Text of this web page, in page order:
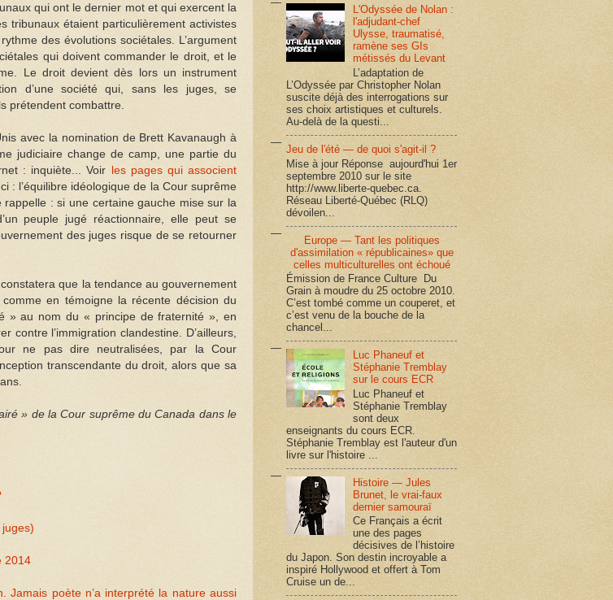
qui ont le dernier mot et qui exercent la
tribunaux étaient particulièrement activistes
des évolutions sociétales. L’argument
qui doivent commander le droit, et le
Le droit devient dès lors un instrument
d’une société qui, sans les juges, se
prétendent combattre.
avec la nomination de Brett Kavanaugh à
judiciaire change de camp, une partie du
: inquiète... Voir
les pages qui associent
: l’équilibre idéologique de la Cour suprême
rappelle : si une certaine gauche mise sur la
peuple jugé réactionnaire, elle peut se
des juges risque de se retourner
que la tendance au gouvernement
en témoigne la récente décision du
» au nom du « principe de fraternité », en
contre l’immigration clandestine. D’ailleurs,
ne pas dire neutralisées, par la Cour
transcendante du droit, alors que sa
» de la Cour suprême du Canada dans le
2014
Jamais poète n’a interprété la nature aussi
L'Odyssée de Nolan :
l'adjudant-chef
Ulysse, traumatisé,
ramène ses GIs
métissés du Levant
L’adaptation de
L’Odyssée par Christopher Nolan
suscite déjà des interrogations sur
ses choix artistiques et culturels.
Au-delà de la questi...
Jeu de l'été — de quoi s'agit-il ?
Mise à jour Réponse aujourd'hui 1er
septembre 2010 sur le site
http://www.liberte-quebec.ca.
Réseau Liberté-Québec (RLQ)
dévoilen...
Europe — Tant les politiques
d'assimilation « républicaines» que
celles multiculturelles ont échoué
Émission de France Culture Du
Grain à moudre du 25 octobre 2010.
C’est tombé comme un couperet, et
c’est venu de la bouche de la
chancel...
Luc Phaneuf et
Stéphanie Tremblay
sur le cours ECR
Luc Phaneuf et
Stéphanie Tremblay
sont deux
enseignants du cours ECR.
Stéphanie Tremblay est l'auteur d'un
livre sur l'histoire ...
Histoire — Jules
Brunet, le vrai-faux
dernier samouraï
Ce Français a écrit
une des pages
décisives de l’histoire
du Japon. Son destin incroyable a
inspiré Hollywood et offert à Tom
Cruise un de...